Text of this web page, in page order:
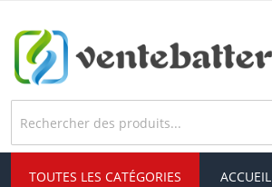
TOUTES LES CATÉGORIES ACCUEIL